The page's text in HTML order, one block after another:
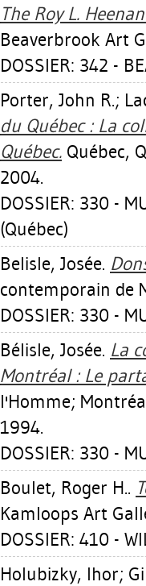
The Roy L.
Beaverbrook Art
DOSSIER: 342 -
Porter, John R.;
du Québec : La
Québec. Québec,
2004.
DOSSIER: 330 -
(Québec)
Belisle, Josée.
contemporain de
DOSSIER: 330 -
Bélisle, Josée. La
Montréal : Le
l'Homme;
1994.
DOSSIER: 330 -
Boulet, Roger H..
Kamloops Art
DOSSIER: 410 -
Holubizky, Ihor;